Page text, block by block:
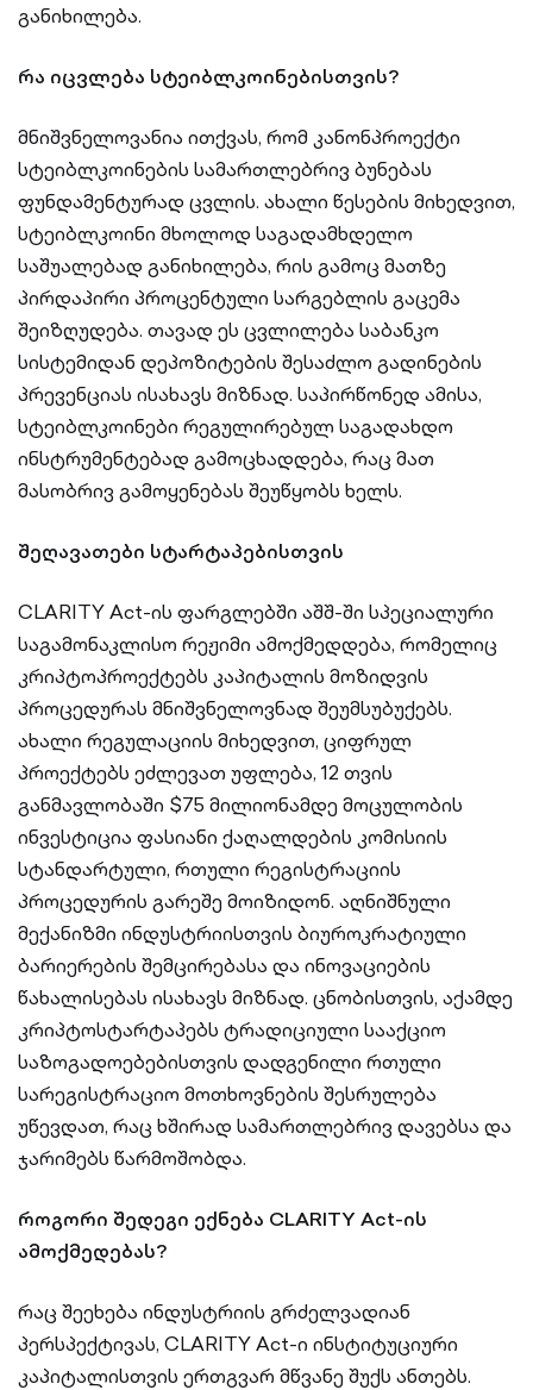
განიხილება.
რა იცვლება სტეიბლკოინებისთვის?
მნიშვნელოვანია ითქვას, რომ კანონპროექტი
სტეიბლკოინების სამართლებრივ ბუნებას
ფუნდამენტურად ცვლის. ახალი წესების მიხედვით,
სტეიბლკოინი მხოლოდ საგადამხდელო
საშუალებად განიხილება, რის გამოც მათზე
პირდაპირი პროცენტული სარგებლის გაცემა
შეიზღუდება. თავად ეს ცვლილება საბანკო
სისტემიდან დეპოზიტების შესაძლო გადინების
პრევენციას ისახავს მიზნად. საპირწონედ ამისა,
სტეიბლკოინები რეგულირებულ საგადახდო
ინსტრუმენტებად გამოცხადდება, რაც მათ
მასობრივ გამოყენებას შეუწყობს ხელს.
შეღავათები სტარტაპებისთვის
CLARITY Act-ის ფარგლებში აშშ-ში სპეციალური
საგამონაკლისო რეჟიმი ამოქმედდება, რომელიც
კრიპტოპროექტებს კაპიტალის მოზიდვის
პროცედურას მნიშვნელოვნად შეუმსუბუქებს.
ახალი რეგულაციის მიხედვით, ციფრულ
პროექტებს ეძლევათ უფლება, 12 თვის
განმავლობაში $75 მილიონამდე მოცულობის
ინვესტიცია ფასიანი ქაღალდების კომისიის
სტანდარტული, რთული რეგისტრაციის
პროცედურის გარეშე მოიზიდონ. აღნიშნული
მექანიზმი ინდუსტრიისთვის ბიუროკრატიული
ბარიერების შემცირებასა და ინოვაციების
წახალისებას ისახავს მიზნად. ცნობისთვის, აქამდე
კრიპტოსტარტაპებს ტრადიციული სააქციო
საზოგადოებებისთვის დადგენილი რთული
სარეგისტრაციო მოთხოვნების შესრულება
უწევდათ, რაც ხშირად სამართლებრივ დავებსა და
ჯარიმებს წარმოშობდა.
როგორი შედეგი ექნება CLARITY Act-ის
ამოქმედებას?
რაც შეეხება ინდუსტრიის გრძელვადიან
პერსპექტივას, CLARITY Act-ი ინსტიტუციური
კაპიტალისთვის ერთგვარ მწვანე შუქს ანთებს.